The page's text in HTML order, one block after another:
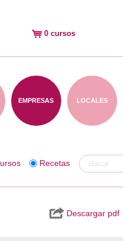
0 cursos
LOCALES
EMPRESAS
Recetas
Descargar pdf